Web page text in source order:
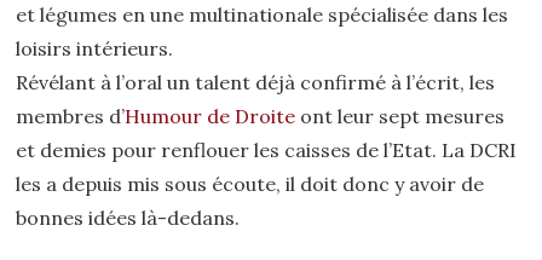
et légumes en une multinationale spécialisée dans les
loisirs intérieurs.
Révélant à l’oral un talent déjà confirmé à l’écrit, les
membres d’Humour de Droiteont leur sept mesures
et demies pour renflouer les caisses de l’Etat. La DCRI
les a depuis mis sous écoute, il doit donc y avoir de
bonnes idées là-dedans.